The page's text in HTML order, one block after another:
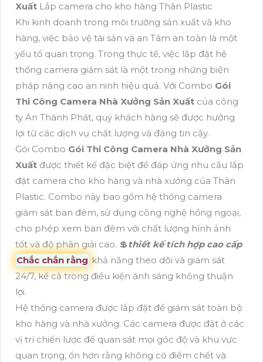
Xuất Lắp camera cho kho hàng Thân Plastic
Khi kinh doanh trong môi trường sản xuất và kho
hàng, việc bảo vệ tài sản và an Tâm an toàn là một
yếu tố quan trọng. Trong thực tế, việc lắp đặt hệ
thống camera giám sát là một trong những biện
pháp nâng cao an ninh hiệu quả. Với Combo Gói
Thi Công Camera Nhà Xưởng Sản Xuất của công
ty An Thành Phát, quý khách hàng sẽ được hưởng
lợi từ các dịch vụ chất lượng và đáng tin cậy.
Gói Combo Gói Thi Công Camera Nhà Xưởng Sản
Xuất được thiết kế đặc biệt để đáp ứng nhu cầu lắp
đặt camera cho kho hàng và nhà xưởng của Thân
Plastic. Combo này bao gồm hệ thống camera
giám sát ban đêm, sử dụng công nghệ hồng ngoại,
cho phép xem ban đêm với chất lượng hình ảnh
tốt và độ phân giải cao. 💲 thiết kế tích hợp cao cấp
Chắc chắn rằng khả năng theo dõi và giám sát
24/7, kể cả trong điều kiện ánh sáng không thuận
lợi.
Hệ thống camera được lắp đặt để giám sát toàn bộ
kho hàng và nhà xưởng. Các camera được đặt ở các
vị trí chiến lược để quan sát mọi góc độ và khu vực
quan trọng, ổn hơn rằng không có điểm chết và